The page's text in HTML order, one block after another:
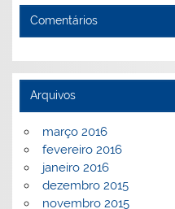
Comentários
Arquivos
março 2016
fevereiro 2016
janeiro 2016
dezembro 2015
novembro 2015